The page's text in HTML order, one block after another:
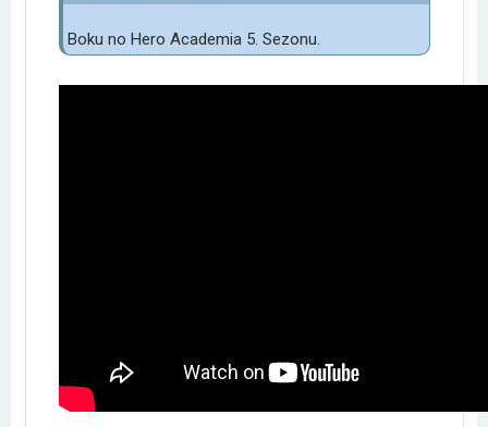
Boku no Hero Academia 5. Sezonu.